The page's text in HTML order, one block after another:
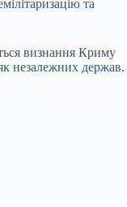
та
визнання Криму
незалежних держав.